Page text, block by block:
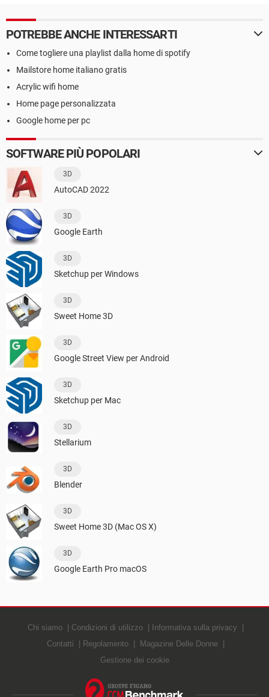
POTREBBE ANCHE INTERESSARTI
Come togliere una playlist dalla home di spotify
Mailstore home italiano gratis
Acrylic wifi home
Home page personalizzata
Google home per pc
SOFTWARE PIÙ POPOLARI
3D
AutoCAD 2022
3D
Google Earth
3D
Sketchup per Windows
3D
Sweet Home 3D
3D
Google Street View per Android
3D
Sketchup per Mac
3D
Stellarium
3D
Blender
3D
Sweet Home 3D (Mac OS X)
3D
Google Earth Pro macOS
Chi siamo Condizioni di utilizzo
Informativa sulla privacy
Contatti
Regolamento
Magazine Delle Donne
Gestione dei cookie